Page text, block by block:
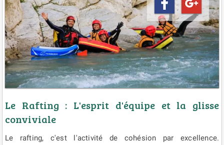
Le Rafting : L'esprit d'équipe et la glisse
conviviale
Le rafting, c'est l'activité de cohésion par excellence.